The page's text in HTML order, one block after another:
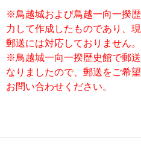
※鳥越城および鳥越一向一揆
力して作成したものであり、
郵送には対応しておりません
※鳥越城一向一揆歴史館で郵
なりましたので、郵送をご希
お問い合わせください。